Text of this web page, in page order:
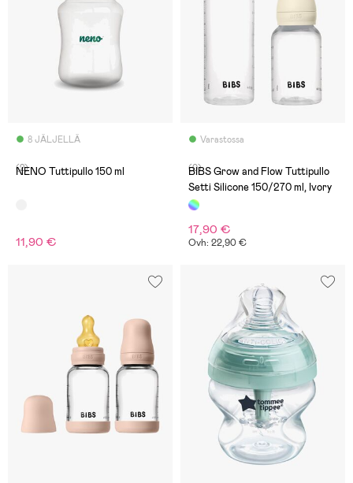
8 JÄLJELLÄ
(2)
NENO Tuttipullo 150 ml
11,90 €
Varastossa
(0)
BIBS Grow and Flow Tuttipullo
Setti Silicone 150/270 ml, Ivory
17,90 €
Ovh: 22,90 €